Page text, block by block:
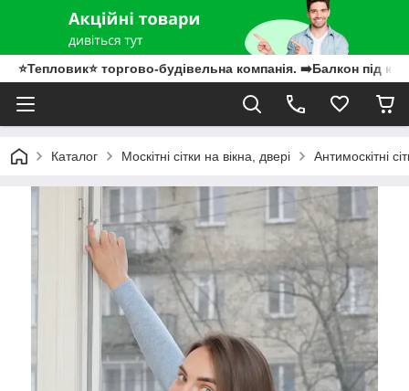
⭐Тепловик⭐ торгово-будівельна компанія. ➡️Балкон під
Каталог Москітні сітки на вікна, двері Антимоскітні